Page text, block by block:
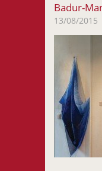
Badur-
13/08/2015